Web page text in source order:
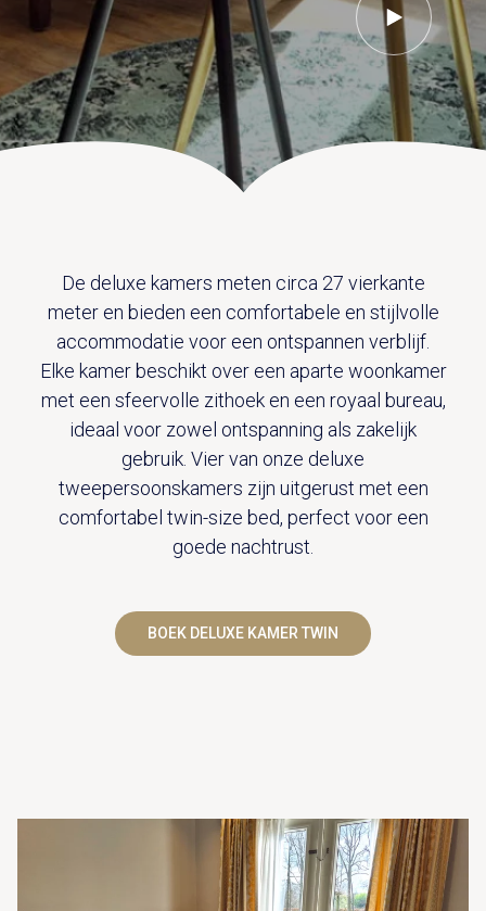
VERHALEN
IN DE OMGEVING
HUISREGELS EN VEELGESTELDE VRAGEN
Vanenburgerallee 13
3882 RH Putten
Route plannen
info@vanenburg.nl
0341 375 454
De deluxe kamers meten circa 27 vierkante
meter en bieden een comfortabele en stijlvolle
accommodatie voor een ontspannen verblijf.
Elke kamer beschikt over een aparte woonkamer
met een sfeervolle zithoek en een royaal bureau,
ideaal voor zowel ontspanning als zakelijk
gebruik. Vier van onze deluxe
tweepersoonskamers zijn uitgerust met een
comfortabel twin-size bed, perfect voor een
goede nachtrust.
BOEK DELUXE KAMER TWIN